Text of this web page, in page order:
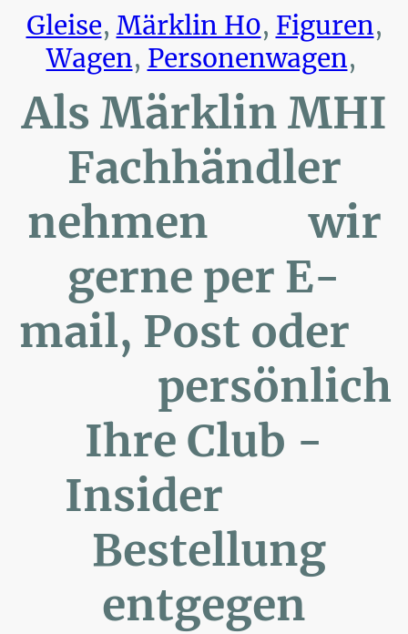
Gleise, Märklin H0, Figuren,
Wagen, Personenwagen,
Als Märklin MHI
Fachhändler
nehmen wir
gerne per E-
mail, Post oder
persönlich
Ihre Club -
Insider
Bestellung
entgegen